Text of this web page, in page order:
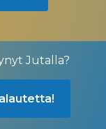
Jutalla?